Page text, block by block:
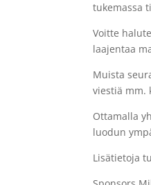
tukemassa
Voitte
laajentaa
Muista
viestiä mm.
Ottamalla
luodun
Lisätietoja